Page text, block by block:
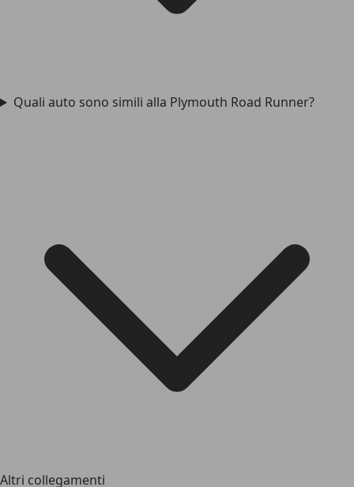
Quali auto sono simili alla Plymouth Road Runner?
Altri collegamenti